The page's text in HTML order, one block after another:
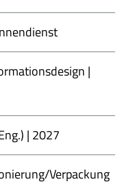
|
| 2027
Verpackung